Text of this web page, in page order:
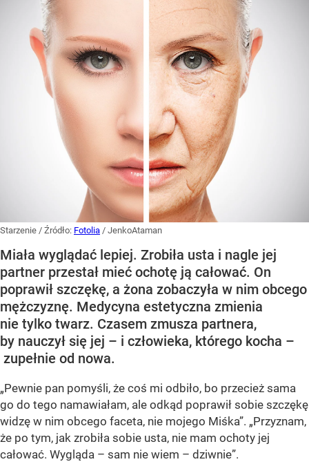
Starzenie / Źródło: Fotolia / JenkoAtaman
Miała wyglądać lepiej. Zrobiła usta i nagle jej
partner przestał mieć ochotę ją całować. On
poprawił szczękę, a żona zobaczyła w nim obcego
mężczyznę. Medycyna estetyczna zmienia
nie tylko twarz. Czasem zmusza partnera,
by nauczył się jej – i człowieka, którego kocha –
zupełnie od nowa.
„Pewnie pan pomyśli, że coś mi odbiło, bo przecież sama
go do tego namawiałam, ale odkąd poprawił sobie szczękę
widzę w nim obcego faceta, nie mojego Miśka”. „Przyznam,
że po tym, jak zrobiła sobie usta, nie mam ochoty jej
całować. Wygląda – sam nie wiem – dziwnie”.